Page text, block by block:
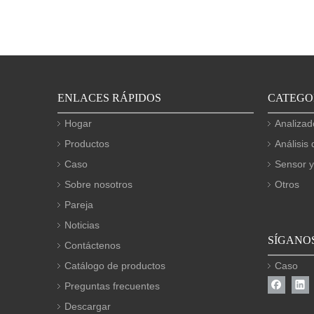
ENLACES RÁPIDOS
Hogar
Productos
Caso
Sobre nosotros
Pareja
Noticias
Contáctenos
Catálogo de productos
Preguntas frecuentes
Descargar
Análisis
Sensor
Otros
Caso